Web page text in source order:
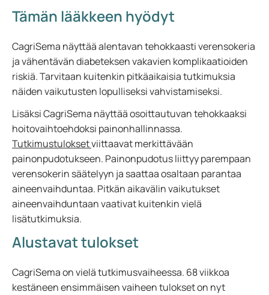
Tämän lääkkeen hyödyt
CagriSema näyttää alentavan tehokkaasti verensokeria
ja vähentävän diabeteksen vakavien komplikaatioiden
riskiä. Tarvitaan kuitenkin pitkäaikaisia tutkimuksia
näiden vaikutusten lopulliseksi vahvistamiseksi.
Lisäksi CagriSema näyttää osoittautuvan tehokkaaksi
hoitovaihtoehdoksi painonhallinnassa.
Tutkimustuloksetviittaavat merkittävään
painonpudotukseen. Painonpudotus liittyy parempaan
verensokerin säätelyyn ja saattaa osaltaan parantaa
aineenvaihduntaa. Pitkän aikavälin vaikutukset
aineenvaihduntaan vaativat kuitenkin vielä
lisätutkimuksia.
Alustavat tulokset
CagriSema on vielä tutkimusvaiheessa. 68 viikkoa
kestäneen ensimmäisen vaiheen tulokset on nyt